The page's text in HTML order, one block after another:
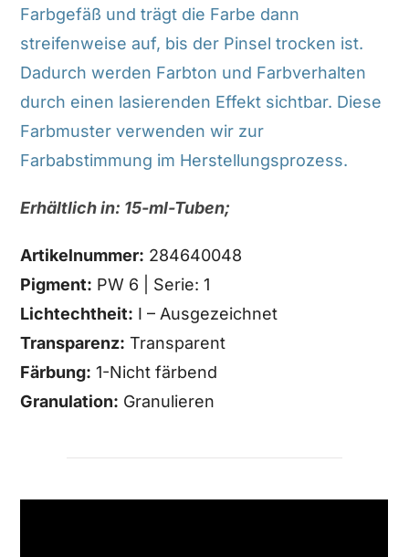
Farbgefäß und trägt die Farbe dann
streifenweise auf, bis der Pinsel trocken ist.
Dadurch werden Farbton und Farbverhalten
durch einen lasierenden Effekt sichtbar. Diese
Farbmuster verwenden wir zur
Farbabstimmung im Herstellungsprozess.
Erhältlich in: 15-ml-Tuben;
Artikelnummer: 284640048
Pigment: PW 6 | Serie: 1
Lichtechtheit: I – Ausgezeichnet
Transparenz: Transparent
Färbung: 1-Nicht färbend
Granulation: Granulieren